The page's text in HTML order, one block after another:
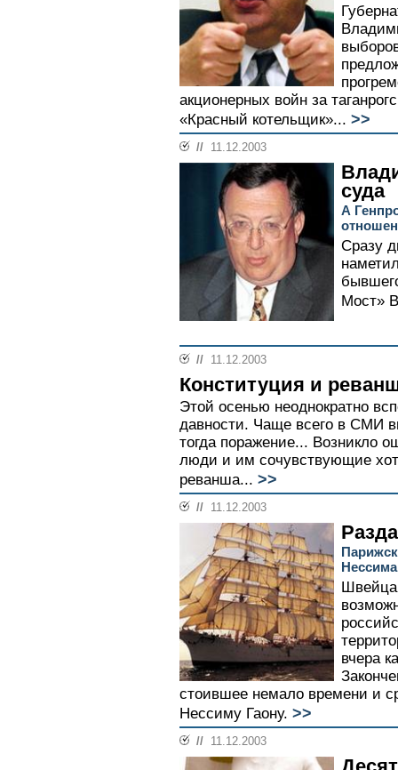
акционерных войн за
«Красный котельщик»... >>
// 11.12.2003
суда
А
Сразу
Мост»
// 11.12.2003
Конституция и
Этой осенью неоднократно
давности. Чаще всего в СМИ
тогда поражение... Возникло
люди и им сочувствующие
реванша... >>
// 11.12.2003
вчера
стоившее немало времени и
Нессиму Гаону. >>
// 11.12.2003